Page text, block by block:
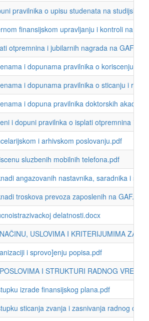
pravilnika o upisu studenata na studijske
finansijskom upravljanju i kontroli na
otpremnina i jubilarnih nagrada na GAF.pdf
i dopunama pravilnika o koriscenju
i dopunama pravilnika o sticanju i
i dopuna pravilnika doktorskih
i dopuni pravilnka o isplati otpremnina i
i arhivskom poslovanju.pdf
sluzbenih mobilnih telefona.pdf
angazovanih nastavnika, saradnika i
troskova prevoza zaposlenih na GAF.pdf
delatnosti.docx
USLOVIMA I KRITERIJUMIMA ZA
i sprovo]enju popisa.pdf
I STRUKTURI RADNOG
izrade finansijskog plana.pdf
sticanja zvanja i zasnivanja radnog